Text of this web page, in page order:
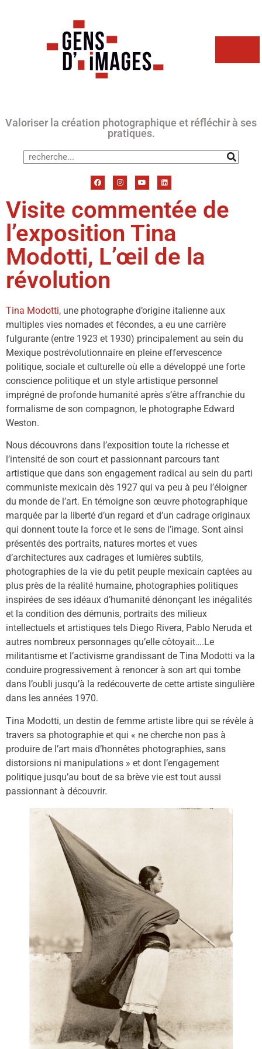
Valoriser la création photographique et réfléchir à ses
pratiques.
Visite commentée de
l’exposition Tina
Modotti, L’œil de la
révolution
Tina Modotti, une photographe d’origine italienne aux
multiples vies nomades et fécondes, a eu une carrière
fulgurante (entre 1923 et 1930) principalement au sein du
Mexique postrévolutionnaire en pleine effervescence
politique, sociale et culturelle où elle a développé une forte
conscience politique et un style artistique personnel
imprégné de profonde humanité après s’être affranchie du
formalisme de son compagnon, le photographe Edward
Weston.
Nous découvrons dans l’exposition toute la richesse et
l’intensité de son court et passionnant parcours tant
artistique que dans son engagement radical au sein du parti
communiste mexicain dès 1927 qui va peu à peu l’éloigner
du monde de l’art. En témoigne son œuvre photographique
marquée par la liberté d’un regard et d’un cadrage originaux
qui donnent toute la force et le sens de l’image. Sont ainsi
présentés des portraits, natures mortes et vues
d’architectures aux cadrages et lumières subtils,
photographies de la vie du petit peuple mexicain captées au
plus près de la réalité humaine, photographies politiques
inspirées de ses idéaux d’humanité dénonçant les inégalités
et la condition des démunis, portraits des milieux
intellectuels et artistiques tels Diego Rivera, Pablo Neruda et
autres nombreux personnages qu’elle côtoyait….Le
militantisme et l’activisme grandissant de Tina Modotti va la
conduire progressivement à renoncer à son art qui tombe
dans l’oubli jusqu’à la redécouverte de cette artiste singulière
dans les années 1970.
Tina Modotti, un destin de femme artiste libre qui se révèle à
travers sa photographie et qui « ne cherche non pas à
produire de l’art mais d’honnêtes photographies, sans
distorsions ni manipulations » et dont l’engagement
politique jusqu’au bout de sa brève vie est tout aussi
passionnant à découvrir.